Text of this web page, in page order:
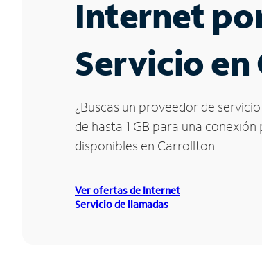
Internet
Servicio
¿Buscas un proveedor de
de hasta 1 GB para una
disponibles en Carrollton.
Ver ofertas de Internet
Servicio de llamadas